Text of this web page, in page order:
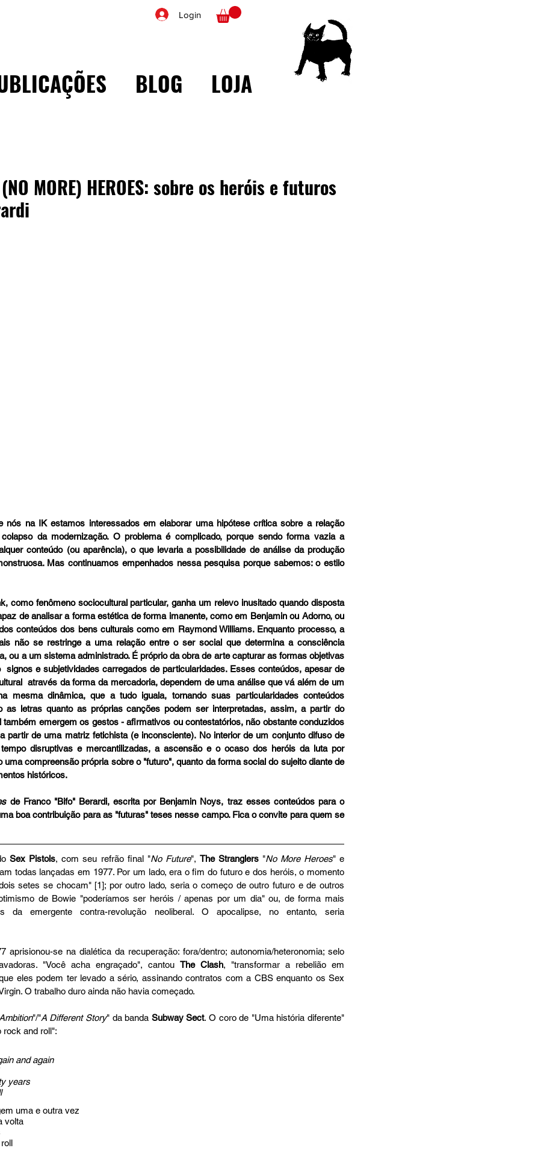
Login
BLOG LOJA
MORE) HEROES: sobre os heróis e futuros
nós na IK estamos interessados em elaborar uma hipótese crítica sobre a relação
da modernização. O problema é complicado, porque sendo forma vazia a
conteúdo (ou aparência), o que levaria a possibilidade de análise da produção
Mas continuamos empenhados nessa pesquisa porque sabemos: o estilo
como fenômeno sociocultural particular, ganha um relevo inusitado quando disposta
de analisar a forma estética de forma imanente, como em Benjamin ou Adorno, ou
conteúdos dos bens culturais como em Raymond Williams. Enquanto processo, a
não se restringe a uma relação entre o ser social que determina a consciência
ou a um sistema administrado. É próprio da obra de arte capturar as formas objetivas
signos e subjetividades carregados de particularidades. Esses conteúdos, apesar de
através da forma da mercadoria, dependem de uma análise que vá além de um
mesma dinâmica, que a tudo iguala, tornando suas particularidades conteúdos
as letras quanto as próprias canções podem ser interpretadas, assim, a partir do
também emergem os gestos - afirmativos ou contestatórios, não obstante conduzidos
partir de uma matriz fetichista (e inconsciente). No interior de um conjunto difuso de
disruptivas e mercantilizadas, a ascensão e o ocaso dos heróis da luta por
uma compreensão própria sobre o "futuro", quanto da forma social do sujeito diante de
históricos.
de Franco "Bifo" Berardi, escrita por Benjamin Noys, traz esses conteúdos para o
boa contribuição para as "futuras" teses nesse campo. Fica o convite para quem se
Sex Pistols, com seu refrão final "No Future", The Stranglers "No More Heroes
todas lançadas em 1977. Por um lado, era o fim do futuro e dos heróis, o momento
setes se chocam" [1]; por outro lado, seria o começo de outro futuro e de outros
de Bowie "poderíamos ser heróis / apenas por um dia" ou, de forma mais
da emergente contra-revolução neoliberal. O apocalipse, no entanto, seria
aprisionou-se na dialética da recuperação: fora/dentro; autonomia/heteronomia; selo
"Você acha engraçado", cantou The Clash, "transformar a rebelião em
eles podem ter levado a sério, assinando contratos com a CBS enquanto os Sex
O trabalho duro ainda não havia começado.
"/"A Different Story" da banda Subway Sect. O coro de "Uma história diferente"
rock and roll":
and again
years
uma e outra vez
volta